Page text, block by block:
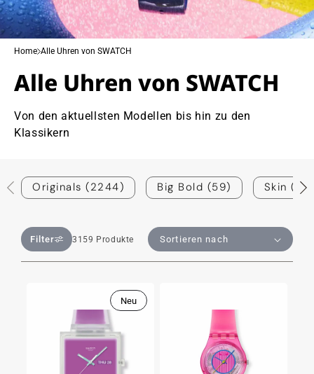
Home Alle Uhren von SWATCH
Alle Uhren von SWATCH
Von den aktuellsten Modellen bis hin zu den
Klassikern
Originals (2244) Big Bold (59) Skin
Filter 3159 Produkte
Neu